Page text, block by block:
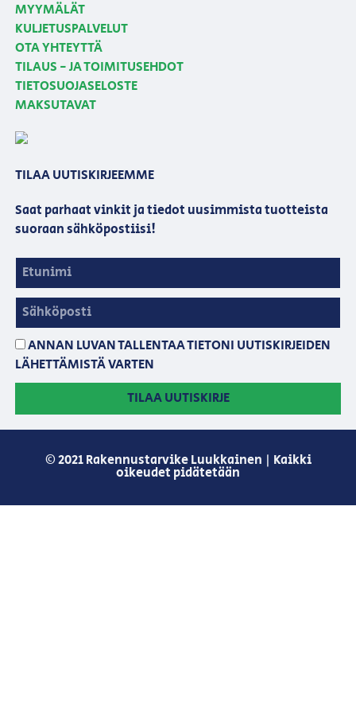
MYYMÄLÄT
KULJETUSPALVELUT
OTA YHTEYTTÄ
TILAUS - JA TOIMITUSEHDOT
TIETOSUOJASELOSTE
MAKSUTAVAT
TILAA UUTISKIRJEEMME
Saat parhaat vinkit ja tiedot uusimmista tuotteista
suoraan sähköpostiisi!
ANNAN LUVAN TALLENTAA TIETONI UUTISKIRJEIDEN
LÄHETTÄMISTÄ VARTEN
TILAA UUTISKIRJE
© 2021 Rakennustarvike Luukkainen | Kaikki
oikeudet pidätetään